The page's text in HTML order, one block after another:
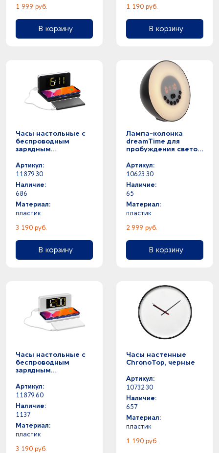
1 999 руб.
В корзину
1 190 руб.
В корзину
Часы настольные с
беспроводным
зарядным
черные
Артикул:
11879.30
Наличие:
686
Материал:
пластик
3 190 руб.
В корзину
Лампа-колонка
dreamTime для
пробуждения светом
Артикул:
10623.30
Наличие:
65
Материал:
пластик
2 999 руб.
В корзину
Часы настольные с
беспроводным
зарядным
белые
Артикул:
11879.60
Наличие:
1137
Материал:
пластик
3 190 руб.
Часы настенные
ChronoTop, черные
Артикул:
10732.30
Наличие:
657
Материал:
пластик
1 190 руб.